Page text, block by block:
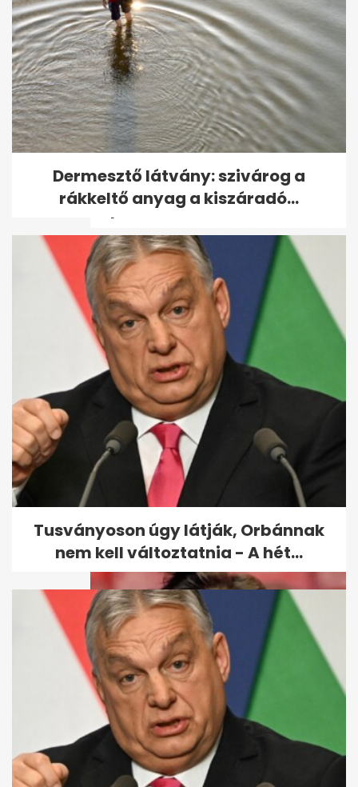
Osváth Zsolt rosszul lett a 42
fokos hőségben: „Elment a
kép”
Nyaralás előtt ezt ne tedd: 3
rejtekhely, amit a betörők
ismernek
Dermesztő látvány: szivárog a
rákkeltő anyag a kiszáradó...
Tusványoson úgy látják, Orbánnak
nem kell változtatnia - A hét...